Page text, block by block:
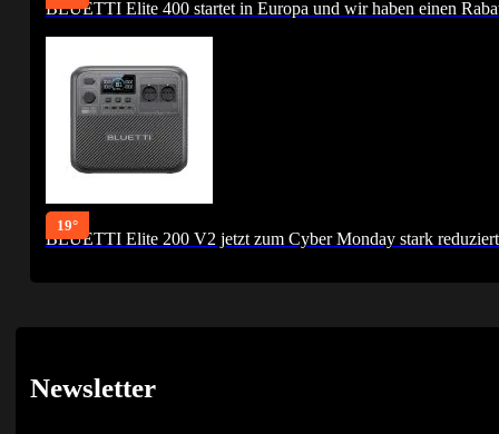
BLUETTI Elite 400 startet in Europa und wir haben einen
19°
BLUETTI Elite 200 V2 jetzt zum Cyber Monday stark
Newsletter